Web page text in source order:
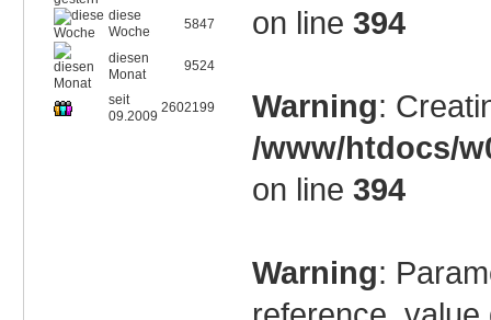
diese
Woche
5847
diesen
Monat
9524
seit
09.2009
2602199
on line 394
Warning:
/www/htdocs/
on line 394
Warning: